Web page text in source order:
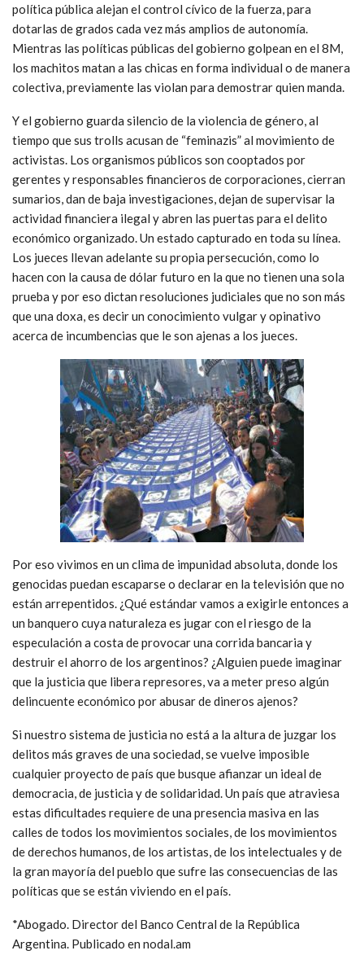
política pública alejan el control cívico de la fuerza, para
dotarlas de grados cada vez más amplios de autonomía.
Mientras las políticas públicas del gobierno golpean en el 8M,
los machitos matan a las chicas en forma individual o de manera
colectiva, previamente las violan para demostrar quien manda.
Y el gobierno guarda silencio de la violencia de género, al
tiempo que sus trolls acusan de “feminazis” al movimiento de
activistas. Los organismos públicos son cooptados por
gerentes y responsables financieros de corporaciones, cierran
sumarios, dan de baja investigaciones, dejan de supervisar la
actividad financiera ilegal y abren las puertas para el delito
económico organizado. Un estado capturado en toda su línea.
Los jueces llevan adelante su propia persecución, como lo
hacen con la causa de dólar futuro en la que no tienen una sola
prueba y por eso dictan resoluciones judiciales que no son más
que una doxa, es decir un conocimiento vulgar y opinativo
acerca de incumbencias que le son ajenas a los jueces.
Por eso vivimos en un clima de impunidad absoluta, donde los
genocidas puedan escaparse o declarar en la televisión que no
están arrepentidos. ¿Qué estándar vamos a exigirle entonces a
un banquero cuya naturaleza es jugar con el riesgo de la
especulación a costa de provocar una corrida bancaria y
destruir el ahorro de los argentinos? ¿Alguien puede imaginar
que la justicia que libera represores, va a meter preso algún
delincuente económico por abusar de dineros ajenos?
Si nuestro sistema de justicia no está a la altura de juzgar los
delitos más graves de una sociedad, se vuelve imposible
cualquier proyecto de país que busque afianzar un ideal de
democracia, de justicia y de solidaridad. Un país que atraviesa
estas dificultades requiere de una presencia masiva en las
calles de todos los movimientos sociales, de los movimientos
de derechos humanos, de los artistas, de los intelectuales y de
la gran mayoría del pueblo que sufre las consecuencias de las
políticas que se están viviendo en el país.
*Abogado. Director del Banco Central de la República
Argentina. Publicado en nodal.am